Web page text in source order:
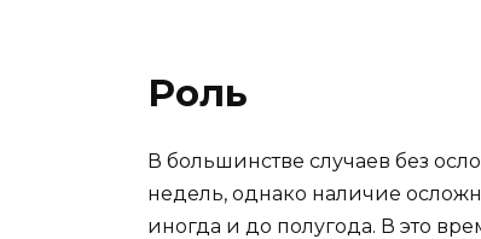
Роль
В большинстве случаев без
недель, однако наличие
иногда и до полугода. В это